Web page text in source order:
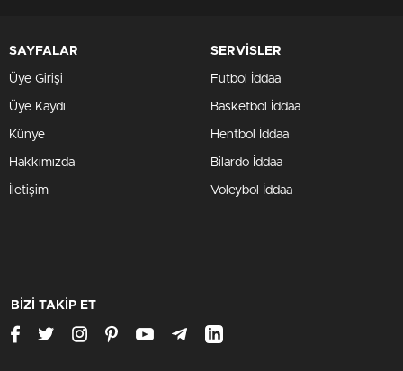
SAYFALAR
Üye Girişi
Üye Kaydı
Künye
Hakkımızda
İletişim
SERVİSLER
Futbol İddaa
Basketbol İddaa
Hentbol İddaa
Bilardo İddaa
Voleybol İddaa
BİZİ TAKİP ET